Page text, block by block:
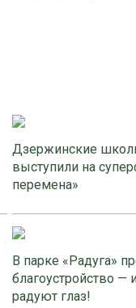
Дзержинские
выступили на
перемена»
В парке «Радуга»
благоустройство —
радуют глаз!